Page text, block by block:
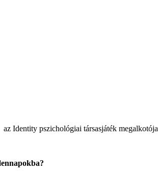
az Identity pszichológiai társasjáték megalkotója